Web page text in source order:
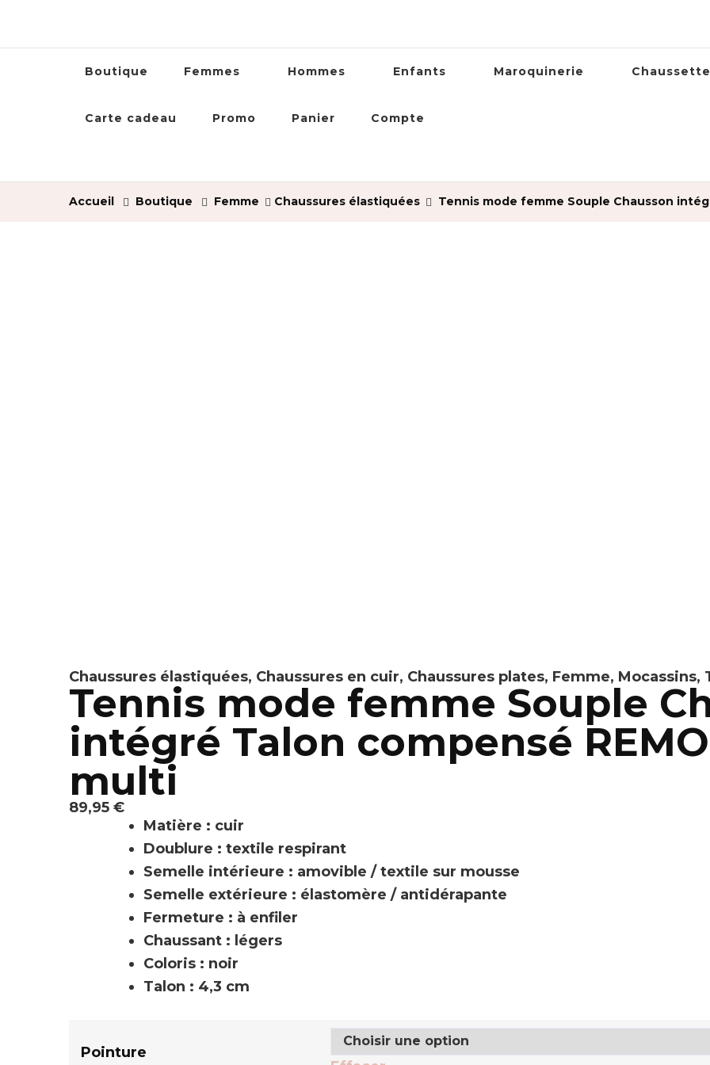
Boutique Femmes Hommes Enfants Maroquinerie
Carte cadeau Promo Panier Compte
Accueil Boutique Femme Chaussures élastiquées Tennis mode femme Souple Chausson
Chaussures élastiquées, Chaussures en cuir, Chaussures plates, Femme, Mocassins,
Tennis mode femme Souple
intégré Talon compensé
multi
89,95 €
Matière : cuir
Doublure : textile respirant
Semelle intérieure : amovible / textile sur mousse
Semelle extérieure : élastomère / antidérapante
Fermeture : à enfiler
Chaussant : légers
Coloris : noir
Talon : 4,3 cm
Pointure